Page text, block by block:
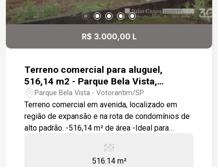
R$ 3.000,00 L
Terreno comercial para aluguel,
516,14 m2 - Parque Bela Vista,
Votorantim
Parque Bela Vista - Votorantim/SP
Terreno comercial em avenida, localizado em
região de expansão e na rota de condomínios de
alto padrão. -516,14 m² de área -Ideal para
oportunidade para investir ou desenvolver seu
516.14 m²